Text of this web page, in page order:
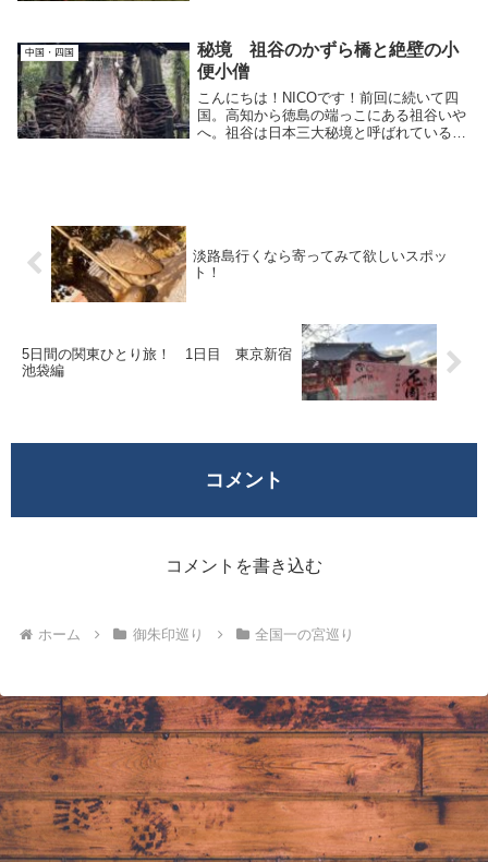
中国・四国
秘境 祖谷のかずら橋と絶壁の小
便小僧
こんにちは！NICOです！前回に続いて四
国。高知から徳島の端っこにある祖谷いや
へ。祖谷は日本三大秘境と呼ばれている場
淡路島行くなら寄ってみて欲しいスポッ
ト！
5日間の関東ひとり旅！ 1日目 東京新宿
池袋編
コメント
コメントを書き込む
ホーム 御朱印巡り 全国一の宮巡り